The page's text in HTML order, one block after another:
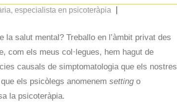
especialista en psicoteràpia
salut mental? Treballo en l’àmbit privat des
com els meus col·legues, hem hagut de
causals de simptomatologia que els nostres
els psicòlegs anomenem settingo
la psicoteràpia.